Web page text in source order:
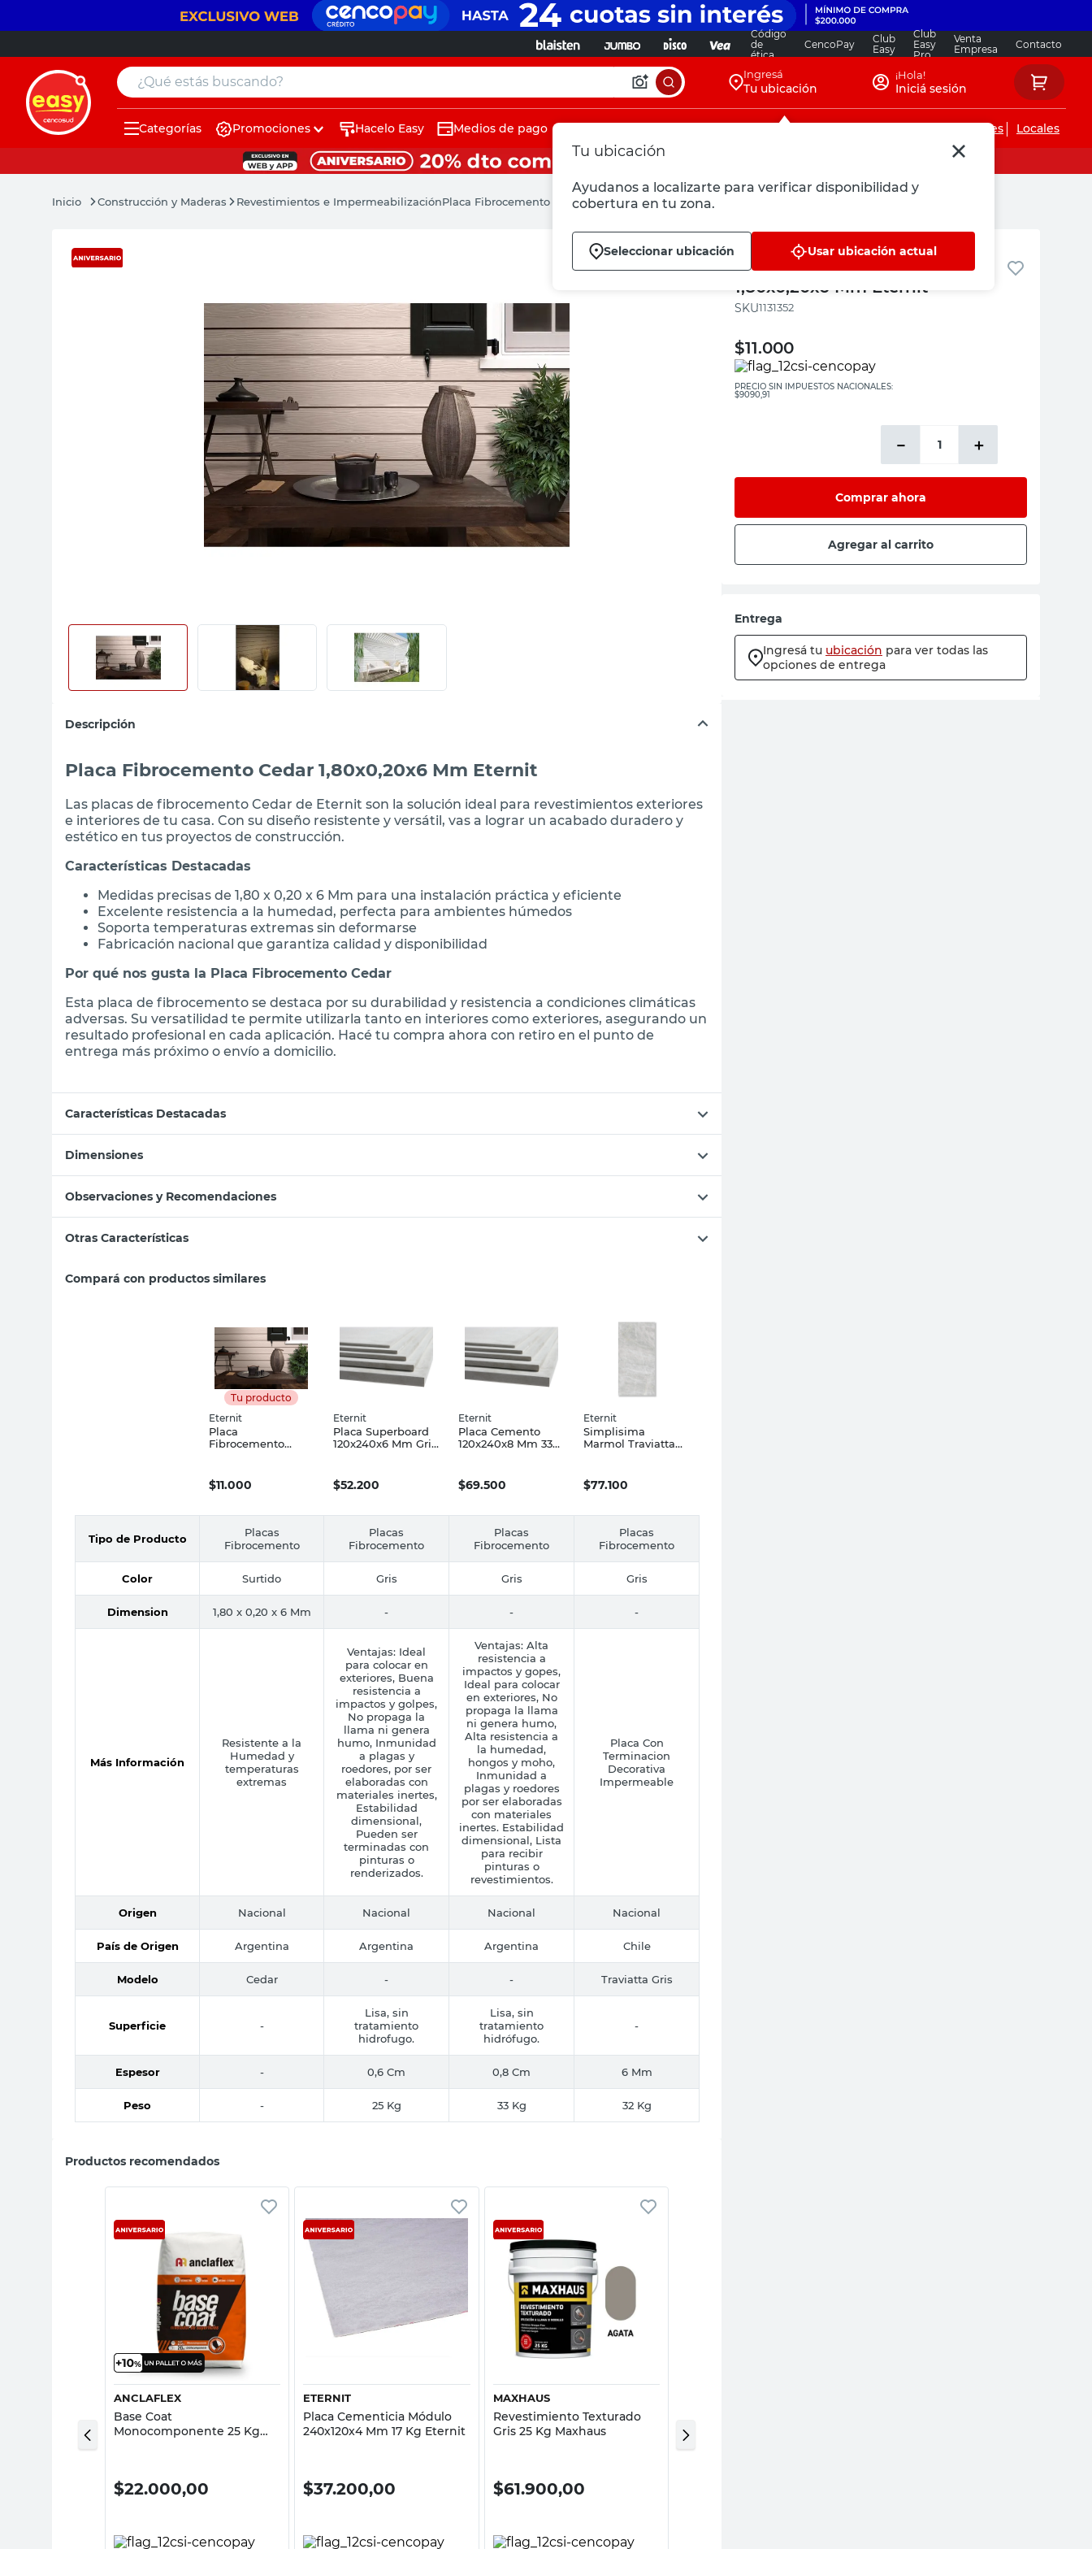
Código
de
ética
CencoPay
Club
Easy
Club
Easy
Pro
Venta
Empresa
Contacto
¿Qué estás buscando? Ingresá
Tu ubicación
Tu ubicación
Ayudanos a localizarte para verificar disponibilidad y
cobertura en tu zona.
Seleccionar ubicación Usar ubicación actual
¡Hola!
Iniciá sesión
Categorías Promociones Hacelo Easy Medios de pago Servicios de instalaciones Locales
Construcción y Maderas Revestimientos e ImpermeabilizaciónPlaca Fibrocemento Cedar 1,80x0,20x6 Mm Eternit
Descripción
Placa Fibrocemento Cedar 1,80x0,20x6 Mm Eternit
Las placas de fibrocemento Cedar de Eternit son la solución ideal para revestimientos exteriores
e interiores de tu casa. Con su diseño resistente y versátil, vas a lograr un acabado duradero y
estético en tus proyectos de construcción.
Características Destacadas
Medidas precisas de 1,80 x 0,20 x 6 Mm para una instalación práctica y eficiente
Excelente resistencia a la humedad, perfecta para ambientes húmedos
Soporta temperaturas extremas sin deformarse
Fabricación nacional que garantiza calidad y disponibilidad
Por qué nos gusta la Placa Fibrocemento Cedar
Esta placa de fibrocemento se destaca por su durabilidad y resistencia a condiciones climáticas
adversas. Su versatilidad te permite utilizarla tanto en interiores como exteriores, asegurando un
resultado profesional en cada aplicación. Hacé tu compra ahora con retiro en el punto de
entrega más próximo o envío a domicilio.
Características Destacadas
Dimensiones
Observaciones y Recomendaciones
Otras Características
Compará con productos similares
Tu producto
Eternit
Placa
Fibrocemento
$11.000
Eternit
Placa Superboard
120x240x6 Mm Gris
$52.200
Eternit
Placa Cemento
120x240x8 Mm 33
$69.500
Eternit
Simplisima
Marmol Traviatta
$77.100
Tipo de Producto
Placas
Fibrocemento
Placas
Fibrocemento
Placas
Fibrocemento
Placas
Fibrocemento
Color Surtido Gris Gris Gris
Dimension 1,80 x 0,20 x 6 Mm - - -
Más Información
Resistente a la
Humedad y
temperaturas
extremas
Ventajas: Ideal
para colocar en
exteriores, Buena
resistencia a
impactos y golpes,
No propaga la
llama ni genera
humo, Inmunidad
a plagas y
roedores, por ser
elaboradas con
materiales inertes,
Estabilidad
dimensional,
Pueden ser
terminadas con
pinturas o
renderizados.
Ventajas: Alta
resistencia a
impactos y gopes,
Ideal para colocar
en exteriores, No
propaga la llama
ni genera humo,
Alta resistencia a
la humedad,
hongos y moho,
Inmunidad a
plagas y roedores
por ser elaboradas
con materiales
inertes. Estabilidad
dimensional, Lista
para recibir
pinturas o
revestimientos.
Placa Con
Terminacion
Decorativa
Impermeable
Origen Nacional Nacional Nacional Nacional
País de Origen Argentina Argentina Argentina Chile
Modelo Cedar - - Traviatta Gris
Superficie -
Lisa, sin
tratamiento
hidrofugo.
Lisa, sin
tratamiento
hidrófugo.
-
Espesor - 0,6 Cm 0,8 Cm 6 Mm
Peso - 25 Kg 33 Kg 32 Kg
Productos recomendados
Vista rápida
ANCLAFLEX
Base Coat
Monocomponente 25 Kg
$22.000,00
ETERNIT
Placa Cementicia Módulo
240x120x4 Mm 17 Kg Eternit
$37.200,00
Vista rápida
MAXHAUS
Revestimiento Texturado
Gris 25 Kg Maxhaus
$61.900,00
Weber
Placa Fibrocemento Cedar
1,80x0,20x6 Mm Eternit
:1131352
$11.000
PRECIO SIN IMPUESTOS NACIONALES:
$9090,91
＋
－
Comprar ahora
Agregar al carrito
Entrega
Ingresá tu ubicación para ver todas las
opciones de entrega
muebles
ceramica